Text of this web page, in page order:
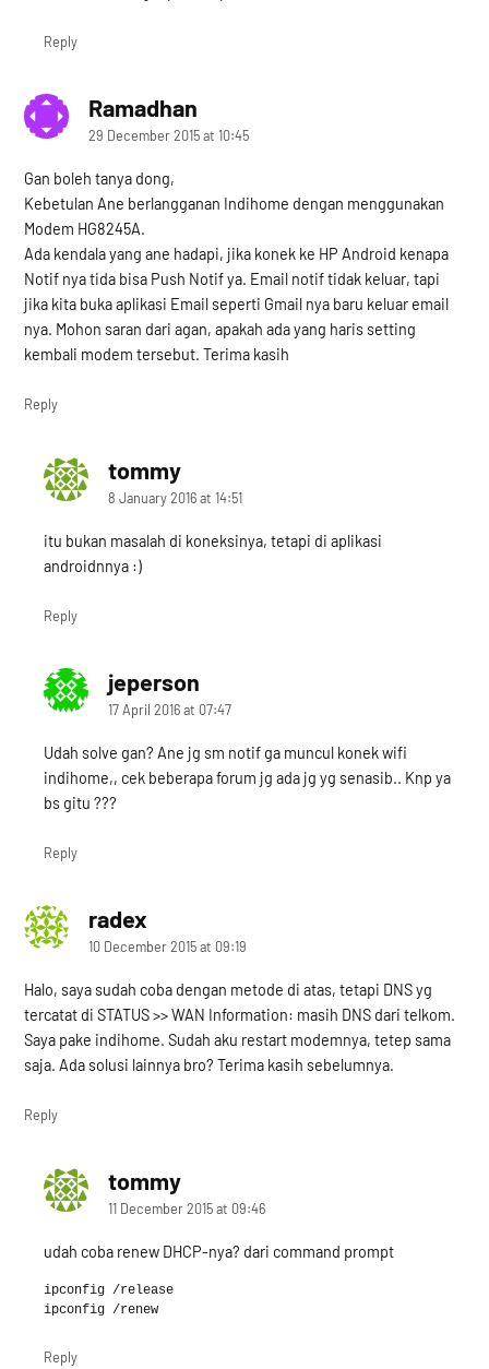
Reply
Ramadhansays:
29 December 2015 at 10:45
Gan boleh tanya dong,
Kebetulan Ane berlangganan Indihome dengan menggunakan
Modem HG8245A.
Ada kendala yang ane hadapi, jika konek ke HP Android kenapa
Notif nya tida bisa Push Notif ya. Email notif tidak keluar, tapi
jika kita buka aplikasi Email seperti Gmail nya baru keluar email
nya. Mohon saran dari agan, apakah ada yang haris setting
kembali modem tersebut. Terima kasih
Reply
tommysays:
8 January 2016 at 14:51
itu bukan masalah di koneksinya, tetapi di aplikasi
androidnnya :)
Reply
jepersonsays:
17 April 2016 at 07:47
Udah solve gan? Ane jg sm notif ga muncul konek wifi
indihome,, cek beberapa forum jg ada jg yg senasib.. Knp ya
bs gitu ???
Reply
radexsays:
10 December 2015 at 09:19
Halo, saya sudah coba dengan metode di atas, tetapi DNS yg
tercatat di STATUS >> WAN Information: masih DNS dari telkom.
Saya pake indihome. Sudah aku restart modemnya, tetep sama
saja. Ada solusi lainnya bro? Terima kasih sebelumnya.
Reply
tommysays:
11 December 2015 at 09:46
udah coba renew DHCP-nya? dari command prompt
ipconfig /release
Reply